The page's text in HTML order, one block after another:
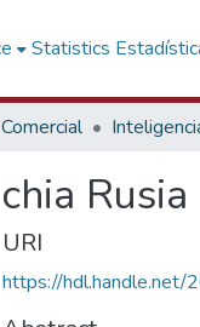
Statistics
Rusia
URI
https://